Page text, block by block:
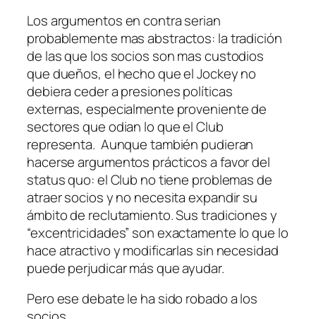
Los argumentos en contra serian
probablemente mas abstractos: la tradición
de las que los socios son mas custodios
que dueños, el hecho que el Jockey no
debiera ceder a presiones políticas
externas, especialmente proveniente de
sectores que odian lo que el Club
representa. Aunque también pudieran
hacerse argumentos prácticos a favor del
status quo: el Club no tiene problemas de
atraer socios y no necesita expandir su
ámbito de reclutamiento. Sus tradiciones y
“excentricidades” son exactamente lo que lo
hace atractivo y modificarlas sin necesidad
puede perjudicar más que ayudar.
Pero ese debate le ha sido robado a los